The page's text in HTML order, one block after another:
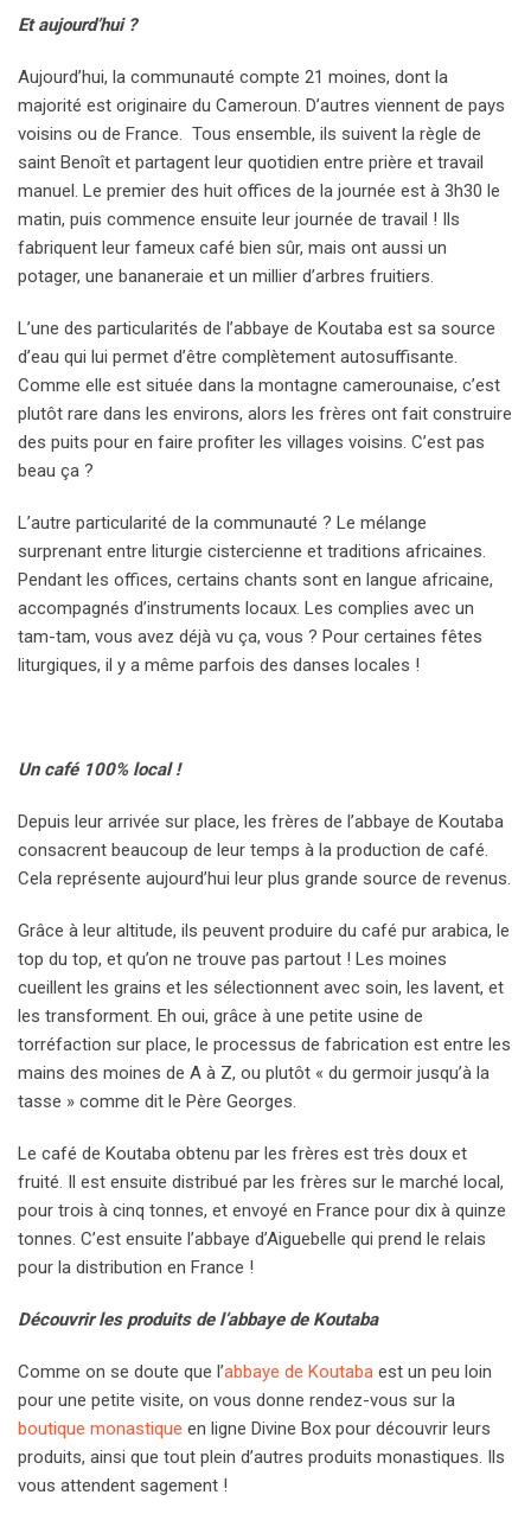
Et aujourd’hui ?
Aujourd’hui, la communauté compte 21 moines, dont la
majorité est originaire du Cameroun. D’autres viennent de pays
voisins ou de France. Tous ensemble, ils suivent la règle de
saint Benoît et partagent leur quotidien entre prière et travail
manuel. Le premier des huit offices de la journée est à 3h30 le
matin, puis commence ensuite leur journée de travail ! Ils
fabriquent leur fameux café bien sûr, mais ont aussi un
potager, une bananeraie et un millier d’arbres fruitiers.
L’une des particularités de l’abbaye de Koutaba est sa source
d’eau qui lui permet d’être complètement autosuffisante.
Comme elle est située dans la montagne camerounaise, c’est
plutôt rare dans les environs, alors les frères ont fait construire
des puits pour en faire profiter les villages voisins. C’est pas
beau ça ?
L’autre particularité de la communauté ? Le mélange
surprenant entre liturgie cistercienne et traditions africaines.
Pendant les offices, certains chants sont en langue africaine,
accompagnés d’instruments locaux. Les complies avec un
tam-tam, vous avez déjà vu ça, vous ? Pour certaines fêtes
liturgiques, il y a même parfois des danses locales !
Un café 100% local !
Depuis leur arrivée sur place, les frères de l’abbaye de Koutaba
consacrent beaucoup de leur temps à la production de café.
Cela représente aujourd’hui leur plus grande source de revenus.
Grâce à leur altitude, ils peuvent produire du café pur arabica, le
top du top, et qu’on ne trouve pas partout ! Les moines
cueillent les grains et les sélectionnent avec soin, les lavent, et
les transforment. Eh oui, grâce à une petite usine de
torréfaction sur place, le processus de fabrication est entre les
mains des moines de A à Z, ou plutôt « du germoir jusqu’à la
tasse » comme dit le Père Georges.
Le café de Koutaba obtenu par les frères est très doux et
fruité. Il est ensuite distribué par les frères sur le marché local,
pour trois à cinq tonnes, et envoyé en France pour dix à quinze
tonnes. C’est ensuite l’abbaye d’Aiguebelle qui prend le relais
pour la distribution en France !
Découvrir les produits de l’abbaye de Koutaba
Comme on se doute que l’abbaye de Koutaba est un peu loin
pour une petite visite, on vous donne rendez-vous sur la
boutique monastique en ligne Divine Box pour découvrir leurs
produits, ainsi que tout plein d’autres produits monastiques. Ils
vous attendent sagement !